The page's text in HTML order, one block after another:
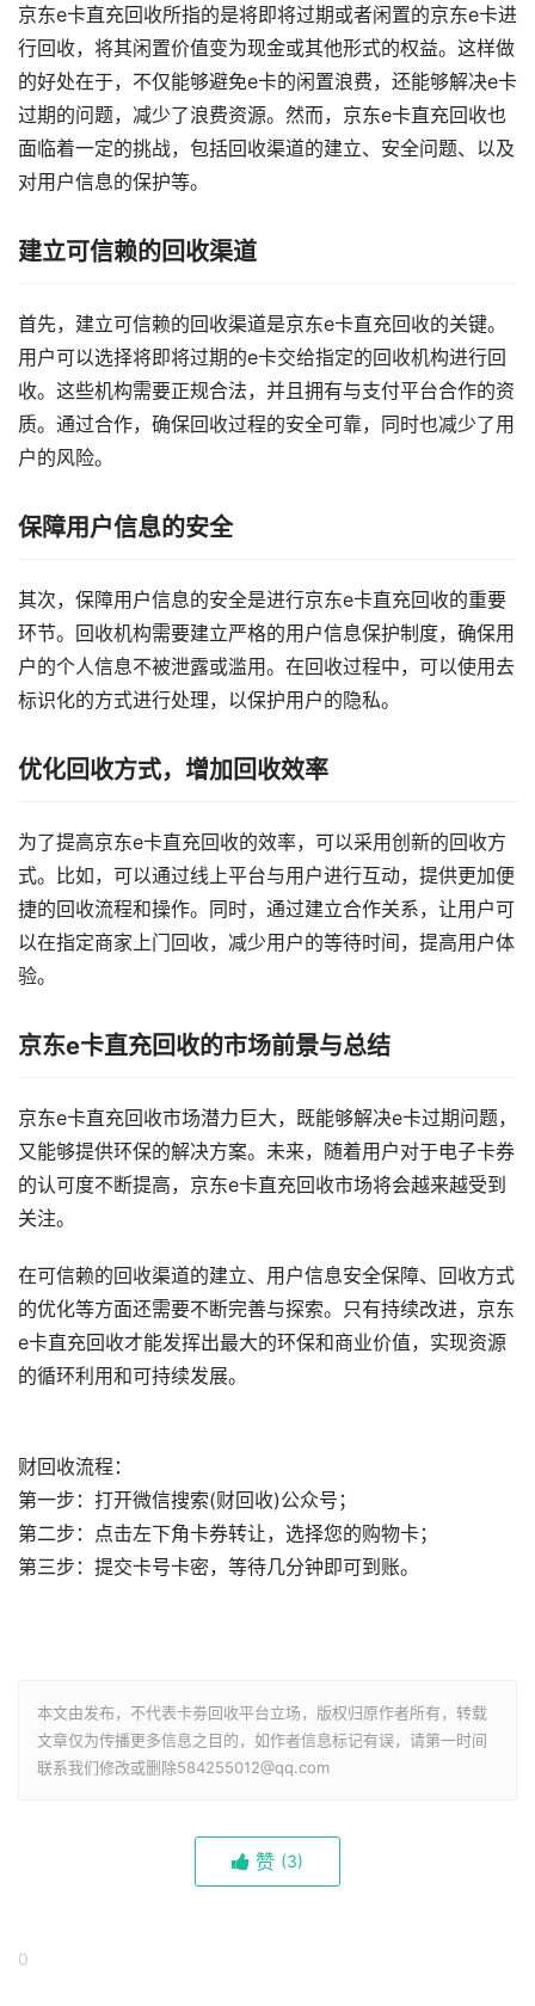
京东e卡直充回收所指的是将即将过期或者闲置的京东e卡进
行回收，将其闲置价值变为现金或其他形式的权益。这样做
的好处在于，不仅能够避免e卡的闲置浪费，还能够解决e卡
过期的问题，减少了浪费资源。然而，京东e卡直充回收也
面临着一定的挑战，包括回收渠道的建立、安全问题、以及
对用户信息的保护等。
建立可信赖的回收渠道
首先，建立可信赖的回收渠道是京东e卡直充回收的关键。
用户可以选择将即将过期的e卡交给指定的回收机构进行回
收。这些机构需要正规合法，并且拥有与支付平台合作的资
质。通过合作，确保回收过程的安全可靠，同时也减少了用
户的风险。
保障用户信息的安全
其次，保障用户信息的安全是进行京东e卡直充回收的重要
环节。回收机构需要建立严格的用户信息保护制度，确保用
户的个人信息不被泄露或滥用。在回收过程中，可以使用去
标识化的方式进行处理，以保护用户的隐私。
优化回收方式，增加回收效率
为了提高京东e卡直充回收的效率，可以采用创新的回收方
式。比如，可以通过线上平台与用户进行互动，提供更加便
捷的回收流程和操作。同时，通过建立合作关系，让用户可
以在指定商家上门回收，减少用户的等待时间，提高用户体
验。
京东e卡直充回收的市场前景与总结
京东e卡直充回收市场潜力巨大，既能够解决e卡过期问题，
又能够提供环保的解决方案。未来，随着用户对于电子卡券
的认可度不断提高，京东e卡直充回收市场将会越来越受到
关注。
在可信赖的回收渠道的建立、用户信息安全保障、回收方式
的优化等方面还需要不断完善与探索。只有持续改进，京东
e卡直充回收才能发挥出最大的环保和商业价值，实现资源
的循环利用和可持续发展。
财回收流程：
第一步：打开微信搜索(财回收)公众号；
第二步：点击左下角卡券转让，选择您的购物卡；
第三步：提交卡号卡密，等待几分钟即可到账。
本文由发布，不代表卡劵回收平台立场，版权归原作者所有，转载
文章仅为传播更多信息之目的，如作者信息标记有误，请第一时间
联系我们修改或删除584255012@qq.com
赞 (3)
0